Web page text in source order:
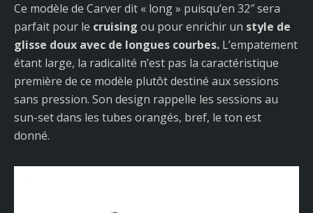
Ce modèle de Carver dit « long » puisqu’en 32″ sera
parfait pour le cruising ou pour enrichir un style de
glisse doux avec de longues courbes. L’empatement
étant large, la radicalité n’est pas la caractéristique
première de ce modèle plutôt destiné aux sessions
sans pression. Son design rappelle les sessions au
sun-set dans les tubes orangés, bref, le ton est
donné.